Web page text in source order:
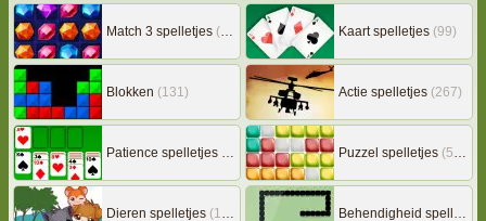
Match 3 spelletjes (163) Kaart spelletjes (99)
Blokken (131) Actie spelletjes (267)
Patience spelletjes
(92) Puzzel spelletjes (507)
Dieren spelletjes (149) Behendigheid spelletjes